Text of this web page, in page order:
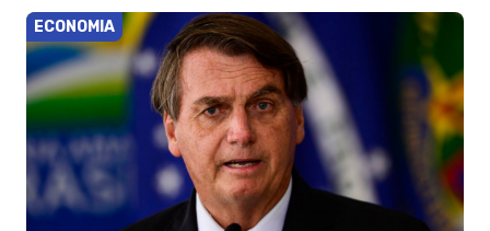
ECONOMIA